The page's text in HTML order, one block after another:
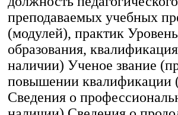
преподаваемых учебных
(модулей), практик
образования,
наличии) Ученое звание
повышении квалификации
Сведения о